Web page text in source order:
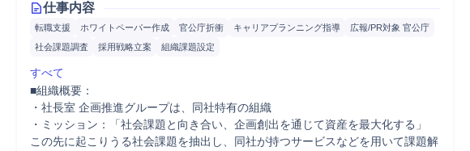
仕事内容
転職支援 ホワイトペーパー作成 官公庁折衝 キャリアプランニング指導
広報/PR対象 官公庁
社会課題調査
採用戦略立案 組織課題設定
すべて
■組織概要：
・社長室 企画推進グループは、同社特有の組織
・ミッション：「社会課題と向き合い、企画創出を通じて資産を最大化する」
この先に起こりうる社会課題を抽出し、同社が持つサービスなどを用いて課題解